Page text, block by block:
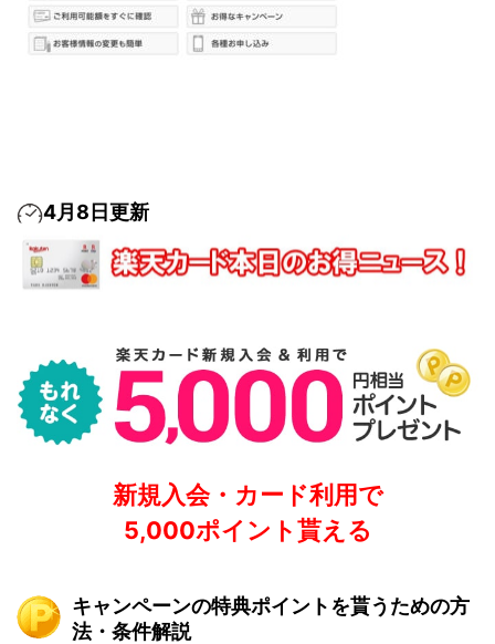
4月8日更新
新規入会・カード利用で
5,000ポイント貰える
キャンペーンの特典ポイントを貰うための方
法・条件解説